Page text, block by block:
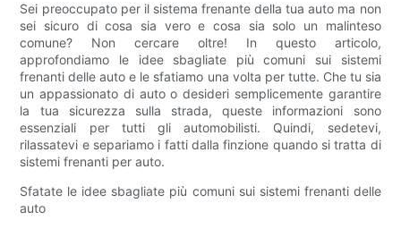
Sei preoccupato per il sistema frenante della tua auto ma non
sei sicuro di cosa sia vero e cosa sia solo un malinteso
comune? Non cercare oltre! In questo articolo,
approfondiamo le idee sbagliate più comuni sui sistemi
frenanti delle auto e le sfatiamo una volta per tutte. Che tu sia
un appassionato di auto o desideri semplicemente garantire
la tua sicurezza sulla strada, queste informazioni sono
essenziali per tutti gli automobilisti. Quindi, sedetevi,
rilassatevi e separiamo i fatti dalla finzione quando si tratta di
sistemi frenanti per auto.
Sfatate le idee sbagliate più comuni sui sistemi frenanti delle
auto